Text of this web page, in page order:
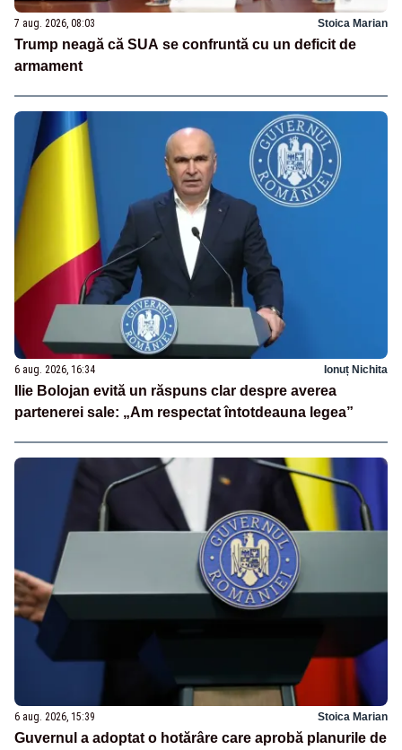
7 aug. 2026, 08:03 Stoica Marian
Trump neagă că SUA se confruntă cu un deficit de
armament
6 aug. 2026, 16:34 Ionuț Nichita
Ilie Bolojan evită un răspuns clar despre averea
partenerei sale: „Am respectat întotdeauna legea”
6 aug. 2026, 15:39 Stoica Marian
Guvernul a adoptat o hotărâre care aprobă planurile de